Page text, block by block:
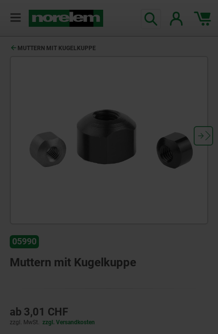
MUTTERN MIT KUGELKUPPE
05990
Muttern mit Kugelkuppe
ab 3,01 CHF
zzgl. MwSt. zzgl. Versandkosten